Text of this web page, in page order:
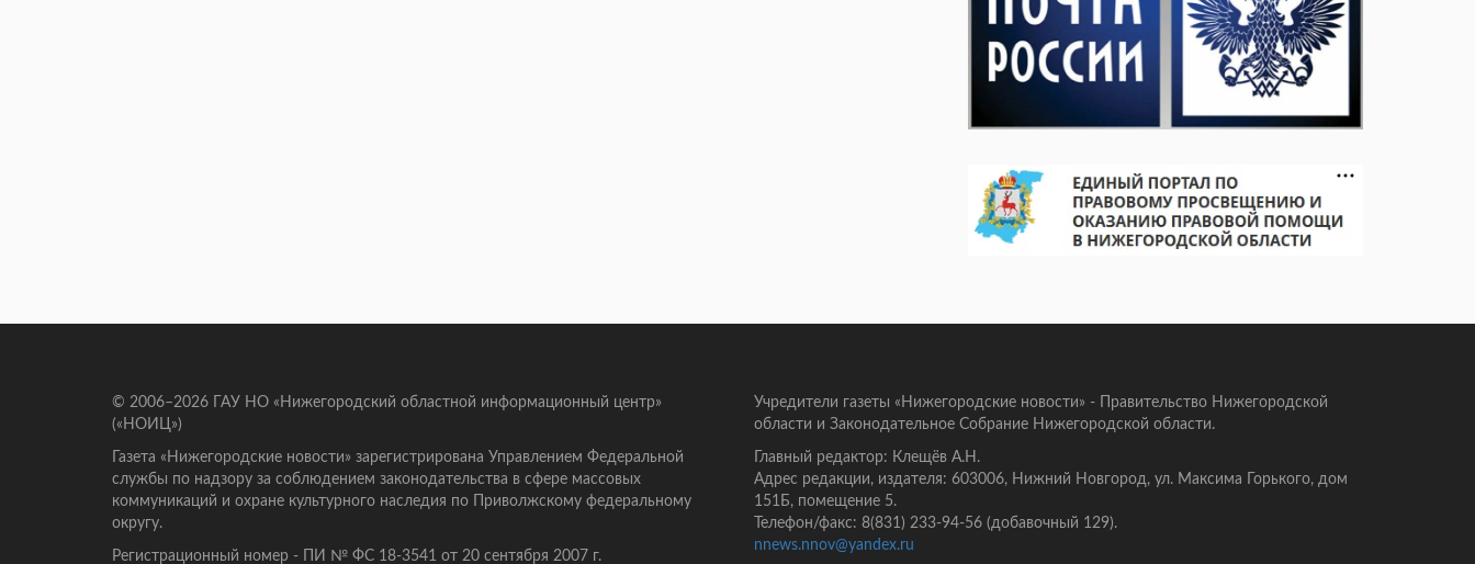
© 2006–2026 ГАУ НО «Нижегородский областной информационный центр»
(«НОИЦ»)
Газета «Нижегородские новости» зарегистрирована Управлением Федеральной
службы по надзору за соблюдением законодательства в сфере массовых
коммуникаций и охране культурного наследия по Приволжскому федеральному
округу.
Регистрационный номер - ПИ № ФС 18-3541 от 20 сентября 2007 г.
Учредители газеты «Нижегородские новости» - Правительство Нижегородской
области и Законодательное Собрание Нижегородской области.
Главный редактор: Клещёв А.Н.
Адрес редакции, издателя: 603006, Нижний Новгород, ул. Максима Горького, дом
151Б, помещение 5.
Телефон/факс: 8(831) 233-94-56 (добавочный 129).
nnews.nnov@yandex.ru